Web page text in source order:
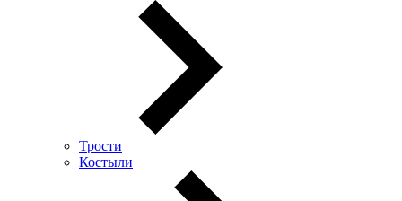
Трости
Костыли